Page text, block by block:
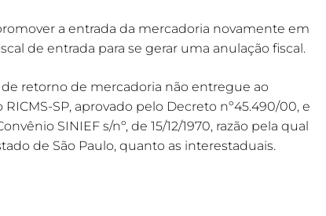
a entrada da mercadoria novamente em
de entrada para se gerar uma anulação fiscal.
retorno de mercadoria não entregue ao
SP, aprovado pelo Decreto nº45.490/00, e
SINIEF s/nº, de 15/12/1970, razão pela qual
de São Paulo, quanto as interestaduais.